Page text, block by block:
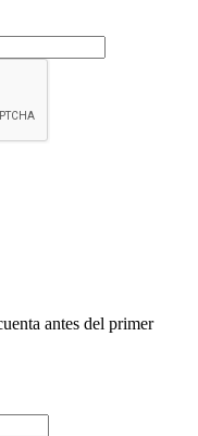
antes del primer